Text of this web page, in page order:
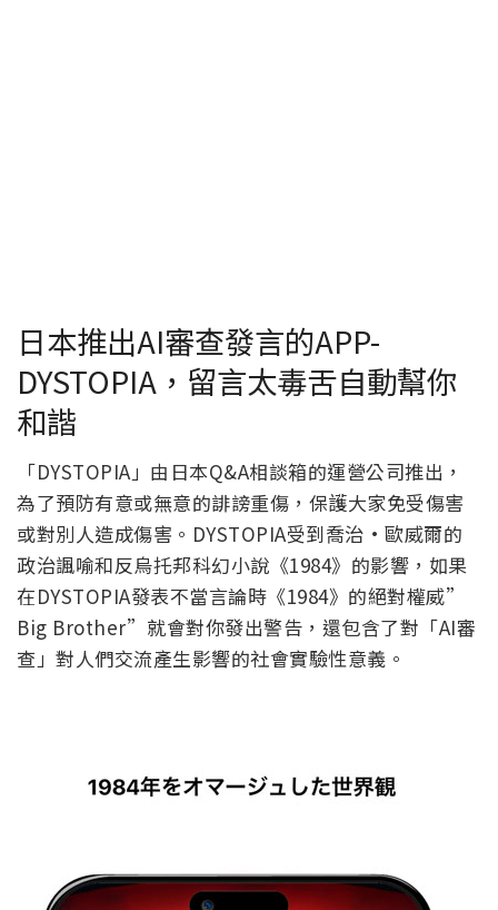
日本推出AI審查發言的APP-
DYSTOPIA，留言太毒舌自動幫你
和諧
「DYSTOPIA」由日本Q&A相談箱的運營公司推出，
為了預防有意或無意的誹謗重傷，保護大家免受傷害
或對別人造成傷害。DYSTOPIA受到喬治·歐威爾的
政治諷喻和反烏托邦科幻小說《1984》的影響，如果
在DYSTOPIA發表不當言論時《1984》的絕對權威”
Big Brother”就會對你發出警告，還包含了對「AI審
查」對人們交流產生影響的社會實驗性意義。